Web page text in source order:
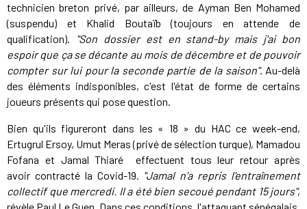
technicien breton privé, par ailleurs, de Ayman Ben Mohamed
(suspendu) et Khalid Boutaïb (toujours en attende de
qualification).
"Son dossier est en stand-by mais j'ai bon
espoir que ça se décante au mois de décembre et de pouvoir
compter sur lui pour la seconde partie de la saison". Au-delà
des éléments indisponibles, c'est l'état de forme de certains
joueurs présents qui pose question.
Bien qu'ils figureront dans les « 18 » du HAC ce week-end,
Ertugrul Ersoy, Umut Meras (privé de sélection turque), Mamadou
Fofana et Jamal Thiaré effectuent tous leur retour après
avoir contracté la Covid-19. "Jamal n'a repris l'entraînement
collectif que mercredi. Il a été bien secoué pendant 15 jours",